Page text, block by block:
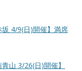
4/9(日)開催】満席
山 3/26(日)開催】